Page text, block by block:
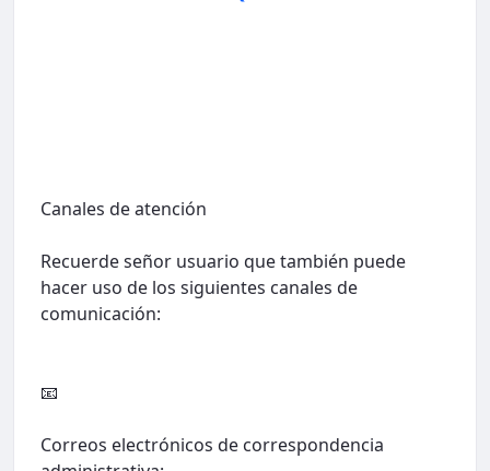
Canales de atención
Recuerde señor usuario que también puede
hacer uso de los siguientes canales de
comunicación:
📧
Correos electrónicos de correspondencia